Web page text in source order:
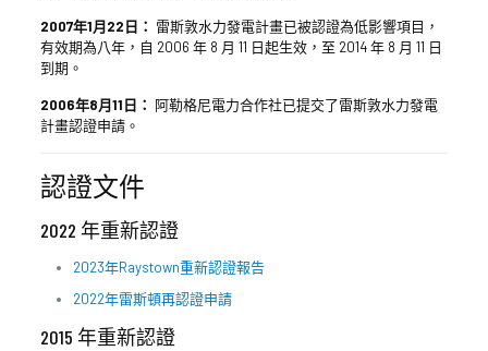
2007年1月22日： 雷斯敦水力發電計畫已被認證為低影響項目，
有效期為八年，自 2006 年 8 月 11 日起生效，至 2014 年 8 月 11 日
到期。
2006年8月11日： 阿勒格尼電力合作社已提交了雷斯敦水力發電
計畫認證申請。
認證文件
2022 年重新認證
2023年Raystown重新認證報告
2022年雷斯頓再認證申請
2015 年重新認證